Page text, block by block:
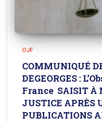
OJF
COMMUNIQUÉ
DEGEORGES :
France SAISIT À
JUSTICE APRÈS
PUBLICATIONS